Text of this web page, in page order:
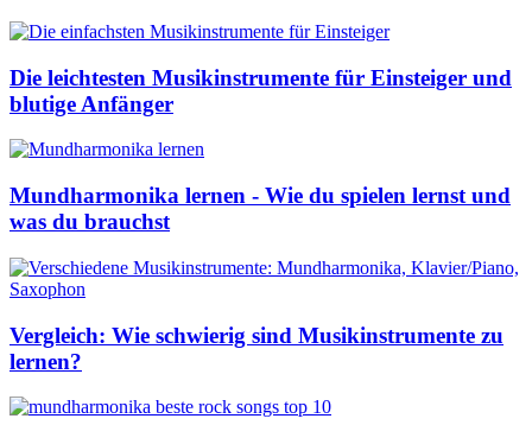
Die leichtesten Musikinstrumente für Einsteiger und
blutige Anfänger
Mundharmonika lernen - Wie du spielen lernst und
was du brauchst
Vergleich: Wie schwierig sind Musikinstrumente zu
lernen?